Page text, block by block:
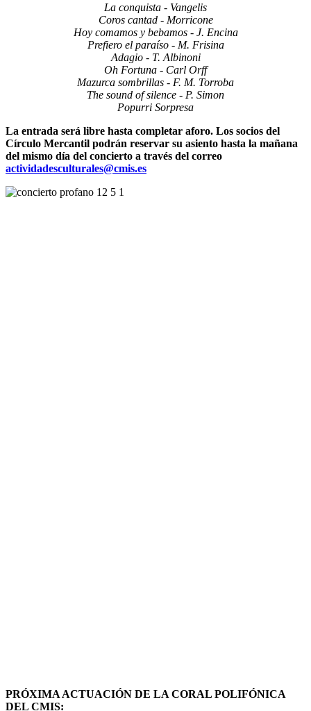
La conquista - Vangelis
Coros cantad - Morricone
Hoy comamos y bebamos - J. Encina
Prefiero el paraíso - M. Frisina
Adagio - T. Albinoni
Oh Fortuna - Carl Orff
Mazurca sombrillas - F. M. Torroba
The sound of silence - P. Simon
Popurri Sorpresa
La entrada será libre hasta completar aforo. Los socios del
Círculo Mercantil podrán reservar su asiento hasta la mañana
del mismo día del concierto a través del correo
actividadesculturales@cmis.es
PRÓXIMA ACTUACIÓN DE LA CORAL POLIFÓNICA
DEL CMIS: